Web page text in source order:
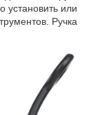
установить или
Ручка